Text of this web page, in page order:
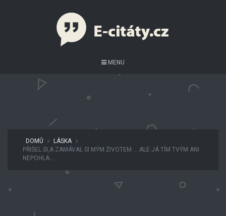
MENU
DOMŮ
LÁSKA
PŘIŠEL SI,A ZAMÁVAL SI MÝM ŽIVOTEM…..ALE JÁ TÍM TVÝM ANI
NEPOHLA….